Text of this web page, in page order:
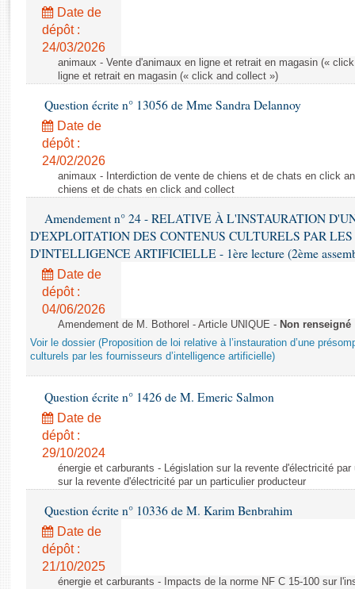
Rapports législatifs
Rapports sur l'application des lois
Baromètre de l’application des lois
Dossiers législatifs
Budget et sécurité sociale
Questions écrites et orales
Comptes rendus des débats
Date de
dépôt :
24/03/2026
animaux - Vente d'animaux en ligne et retrait en magasin («
ligne et retrait en magasin (« click and collect »)
Question écrite n° 13056 de Mme Sandra Delannoy
Date de
dépôt :
24/02/2026
animaux - Interdiction de vente de chiens et de chats en click
chiens et de chats en click and collect
Amendement n° 24 - RELATIVE À L'INSTAURATION
D'EXPLOITATION DES CONTENUS CULTURELS PAR LES
D'INTELLIGENCE ARTIFICIELLE - 1ère lecture (2ème
Date de
dépôt :
04/06/2026
Amendement de M. Bothorel - Article UNIQUE - Non renseigné
Voir le dossier (Proposition de loi relative à l’instauration d’une
culturels par les fournisseurs d’intelligence artificielle)
Question écrite n° 1426 de M. Emeric Salmon
Date de
dépôt :
29/10/2024
énergie et carburants - Législation sur la revente d'électricité
sur la revente d'électricité par un particulier producteur
Question écrite n° 10336 de M. Karim Benbrahim
Date de
dépôt :
21/10/2025
énergie et carburants - Impacts de la norme NF C 15-100 sur